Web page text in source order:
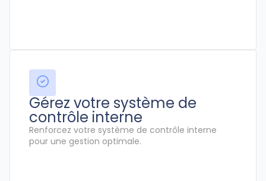
Gérez votre système de
contrôle interne
Renforcez votre système de contrôle interne
pour une gestion optimale.